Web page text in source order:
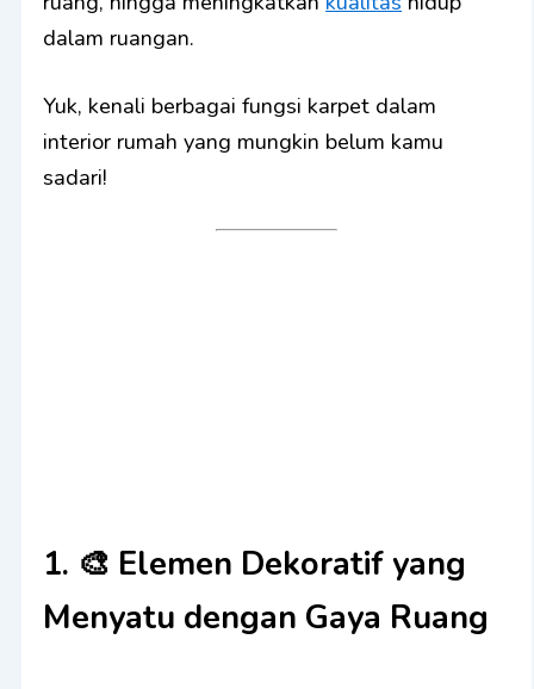
dalam ruangan.
Yuk, kenali berbagai fungsi karpet dalam
interior rumah yang mungkin belum kamu
sadari!
1. 🎨 Elemen Dekoratif yang
Menyatu dengan Gaya Ruang